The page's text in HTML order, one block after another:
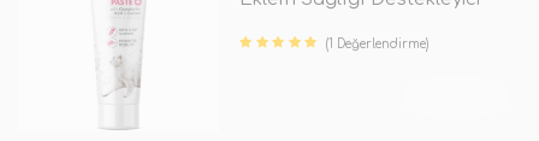
(1 Değerlendirme)